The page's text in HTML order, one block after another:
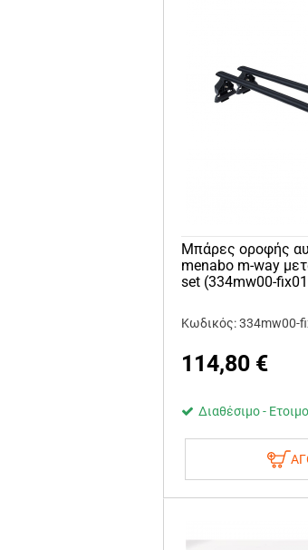
Μπάρες οροφής
menabo m-way
set (334mw00-
Κωδικός: 334mw00-
114,80 €
Διαθέσιμο -